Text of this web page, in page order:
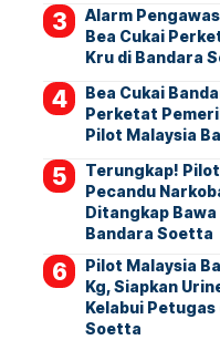
Alarm
Bea Cukai
Kru di Bandara
Bea Cukai
Perketat
Pilot Malaysia
Terungkap!
Pecandu
Ditangkap Bawa
Bandara Soetta
Pilot Malaysia
Kg, Siapkan
Kelabui Petugas
Soetta